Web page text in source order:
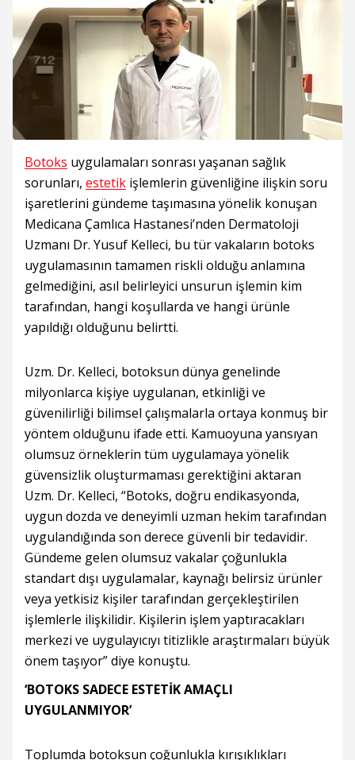
Botoks uygulamaları sonrası yaşanan sağlık
sorunları, estetik işlemlerin güvenliğine ilişkin soru
işaretlerini gündeme taşımasına yönelik konuşan
Medicana Çamlıca Hastanesi’nden Dermatoloji
Uzmanı Dr. Yusuf Kelleci, bu tür vakaların botoks
uygulamasının tamamen riskli olduğu anlamına
gelmediğini, asıl belirleyici unsurun işlemin kim
tarafından, hangi koşullarda ve hangi ürünle
yapıldığı olduğunu belirtti.
Uzm. Dr. Kelleci, botoksun dünya genelinde
milyonlarca kişiye uygulanan, etkinliği ve
güvenilirliği bilimsel çalışmalarla ortaya konmuş bir
yöntem olduğunu ifade etti. Kamuoyuna yansıyan
olumsuz örneklerin tüm uygulamaya yönelik
güvensizlik oluşturmaması gerektiğini aktaran
Uzm. Dr. Kelleci, “Botoks, doğru endikasyonda,
uygun dozda ve deneyimli uzman hekim tarafından
uygulandığında son derece güvenli bir tedavidir.
Gündeme gelen olumsuz vakalar çoğunlukla
standart dışı uygulamalar, kaynağı belirsiz ürünler
veya yetkisiz kişiler tarafından gerçekleştirilen
işlemlerle ilişkilidir. Kişilerin işlem yaptıracakları
merkezi ve uygulayıcıyı titizlikle araştırmaları büyük
önem taşıyor” diye konuştu.
‘BOTOKS SADECE ESTETİK AMAÇLI
UYGULANMIYOR’
Toplumda botoksun çoğunlukla kırışıklıkları